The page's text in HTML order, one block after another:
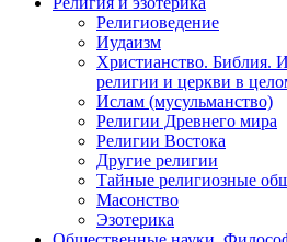
Религиоведение
Иудаизм
Христианство. Библия.
религии и церкви в
Ислам (мусульманство)
Религии Древнего мира
Религии Востока
Другие религии
Тайные религиозные
Масонство
Эзотерика